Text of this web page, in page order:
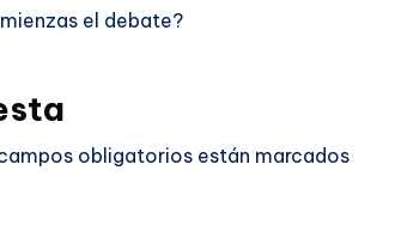
el debate?
obligatorios están marcados